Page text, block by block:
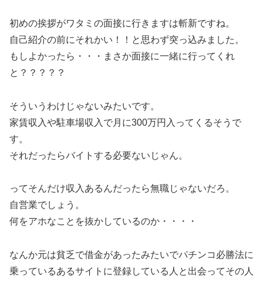
初めの挨拶がワタミの面接に行きますは斬新ですね。
自己紹介の前にそれかい！！と思わず突っ込みました。
もしよかったら・・・まさか面接に一緒に行ってくれ
と？？？？？
そういうわけじゃないみたいです。
家賃収入や駐車場収入で月に300万円入ってくるそうで
す。
それだったらバイトする必要ないじゃん。
ってそんだけ収入あるんだったら無職じゃないだろ。
自営業でしょう。
何をアホなことを抜かしているのか・・・・
なんか元は貧乏で借金があったみたいでパチンコ必勝法に
乗っているあるサイトに登録している人と出会ってその人